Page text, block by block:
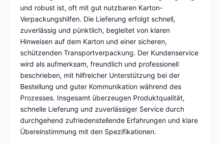
und robust ist, oft mit gut nutzbaren Karton-
Verpackungshilfen. Die Lieferung erfolgt schnell,
zuverlässig und pünktlich, begleitet von klaren
Hinweisen auf dem Karton und einer sicheren,
schützenden Transportverpackung. Der Kundenservice
wird als aufmerksam, freundlich und professionell
beschrieben, mit hilfreicher Unterstützung bei der
Bestellung und guter Kommunikation während des
Prozesses. Insgesamt überzeugen Produktqualität,
schnelle Lieferung und zuverlässiger Service durch
durchgehend zufriedenstellende Erfahrungen und klare
Übereinstimmung mit den Spezifikationen.